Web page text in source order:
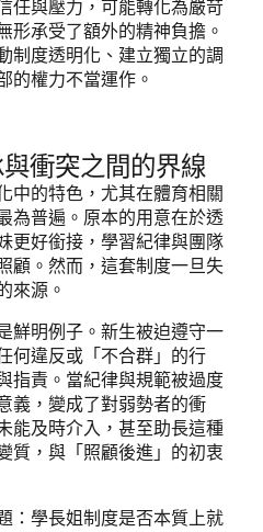
任與壓力，可能轉化為嚴苛
形承受了額外的精神負擔。
制度透明化、建立獨立的調
的權力不當運作。
衝突之間的界線
中的特色，尤其在體育相關
為普遍。原本的用意在於透
更好銜接，學習紀律與團隊
顧。然而，這套制度一旦失
來源。
鮮明例子。新生被迫遵守一
何違反或「不合群」的行
指責。當紀律與規範被過度
義，變成了對弱勢者的衝
能及時介入，甚至助長這種
質，與「照顧後進」的初衷
：學長姐制度是否本質上就